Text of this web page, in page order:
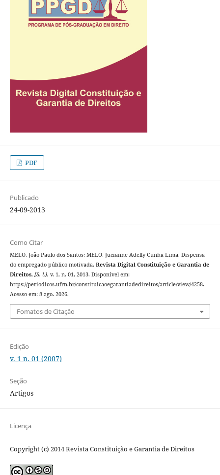
PDF
Publicado
24-09-2013
Como Citar
MELO, João Paulo dos Santos; MELO, Jucianne Adelly Cunha Lima. Dispensa
do empregado público motivada. Revista Digital Constituição e Garantia de
Direitos, [S. l.], v. 1, n. 01, 2013. Disponível em:
https://periodicos.ufrn.br/constituicaoegarantiadedireitos/article/view/4258.
Acesso em: 8 ago. 2026.
Fomatos de Citação
Edição
v. 1 n. 01 (2007)
Seção
Artigos
Licença
Copyright (c) 2014 Revista Constituição e Garantia de Direitos